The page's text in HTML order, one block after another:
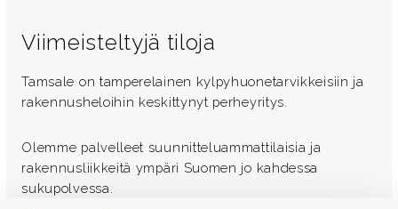
Viimeisteltyjä tiloja
Tamsale on tamperelainen kylpyhuonetarvikkeisiin ja
rakennusheloihin keskittynyt perheyritys.
Olemme palvelleet suunnitteluammattilaisia ja
rakennusliikkeitä ympäri Suomen jo kahdessa
sukupolvessa.